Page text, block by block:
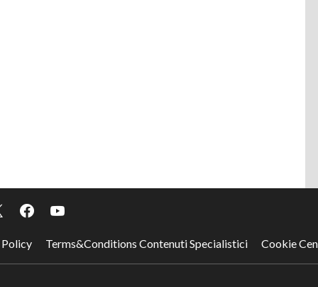
Terms&Conditions Contenuti Specialistici Cookie